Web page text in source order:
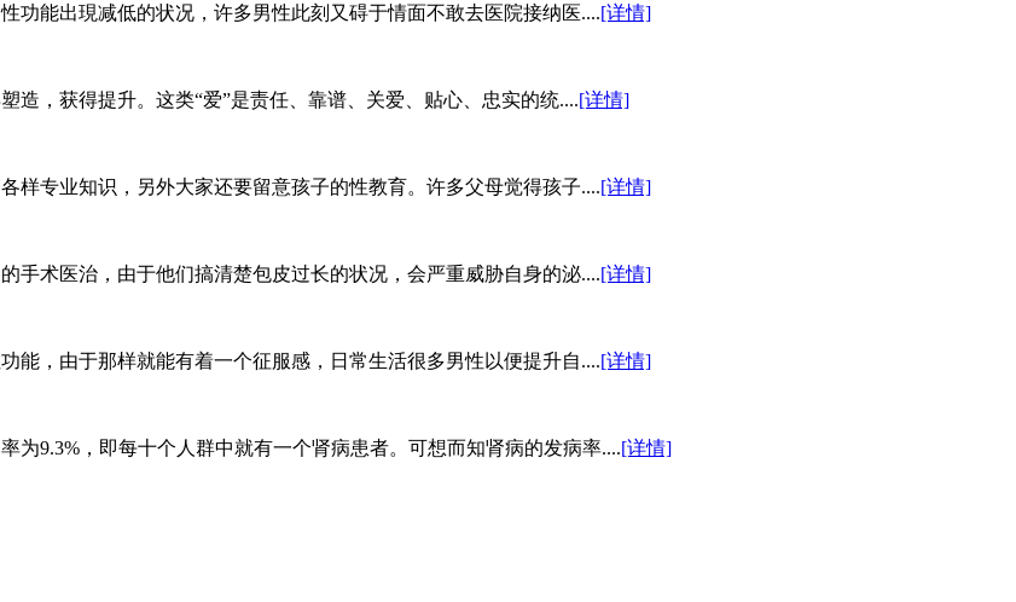
功能出現减低的状况，许多男性此刻又碍于情面不敢去医院接纳医....[详情]
造，获得提升。这类“爱”是责任、靠谱、关爱、贴心、忠实的统....[详情]
样专业知识，另外大家还要留意孩子的性教育。许多父母觉得孩子....[详情]
手术医治，由于他们搞清楚包皮过长的状况，会严重威胁自身的泌....[详情]
，由于那样就能有着一个征服感，日常生活很多男性以便提升自....[详情]
9.3%，即每十个人群中就有一个肾病患者。可想而知肾病的发病率....[详情]